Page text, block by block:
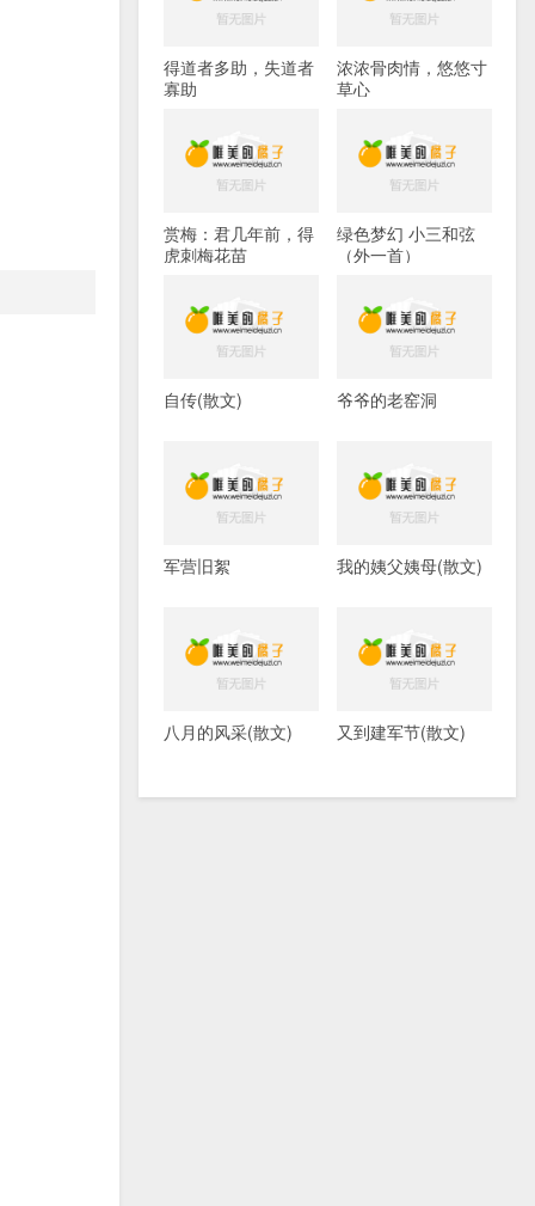
得道者多助，失道者
寡助
浓浓骨肉情，悠悠寸
草心
赏梅：君几年前，得
虎刺梅花苗
绿色梦幻 小三和弦
（外一首）
自传(散文) 爷爷的老窑洞
军营旧絮 我的姨父姨母(散文)
八月的风采(散文) 又到建军节(散文)